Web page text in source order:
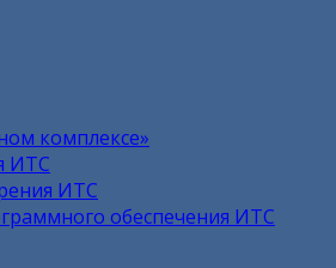
комплексе»
ИТС
ИТС
обеспечения ИТС